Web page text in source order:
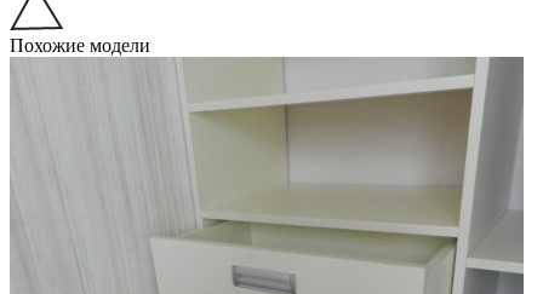
Похожие модели